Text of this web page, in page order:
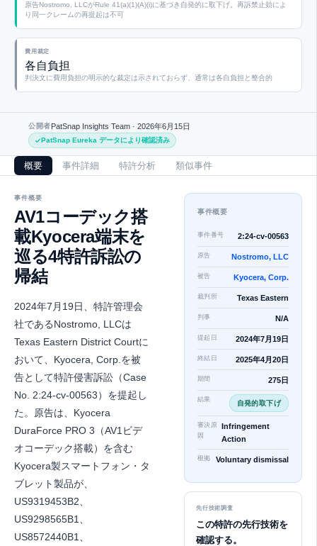
原告Nostromo, LLCがRule 41(a)(1)(A)(i)に基づき自発的に取下げ。再訴禁止効によ
り同一クレームの再提起は不可
費用裁定
各自負担
判決文に費用負担の明示的な裁定は示されておらず、通常は各自負担と整合的
公開者PatSnap Insights Team · 2026年6月15日
PatSnap Eureka データにより確認済み
概要 事件詳細 特許分析 類似事件
事件概要
AV1コーデック搭
載Kyocera端末を
巡る4特許訴訟の
帰結
2024年7月19日、特許管理会
社であるNostromo, LLCは
Texas Eastern District Courtに
おいて、Kyocera, Corp.を被
告として特許侵害訴訟（Case
No. 2:24-cv-00563）を提起し
た。原告は、Kyocera
DuraForce PRO 3（AV1ビデ
オコーデック搭載）を含む
Kyocera製スマートフォン・タ
ブレット製品が、
US9319453B2、
US9298565B1、
US8572440B1、
事件概要
事件番号 2:24-cv-00563
原告 Nostromo, LLC
被告 Kyocera, Corp.
裁判所 Texas Eastern
判事 N/A
提起日 2024年7月19日
終結日 2025年4月20日
期間 275日
結果 自発的取下げ
審決原
因
Infringement
Action
根拠 Voluntary dismissal
先行技術調査
この特許の先行技術を
確認する。